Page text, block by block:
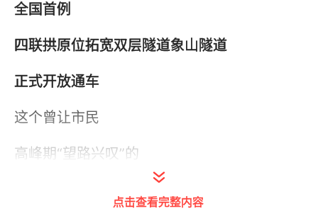
全国首例
四联拱原位拓宽双层隧道象山隧道
正式开放通车
这个曾让市民
高峰期“望路兴叹”的
点击查看完整内容